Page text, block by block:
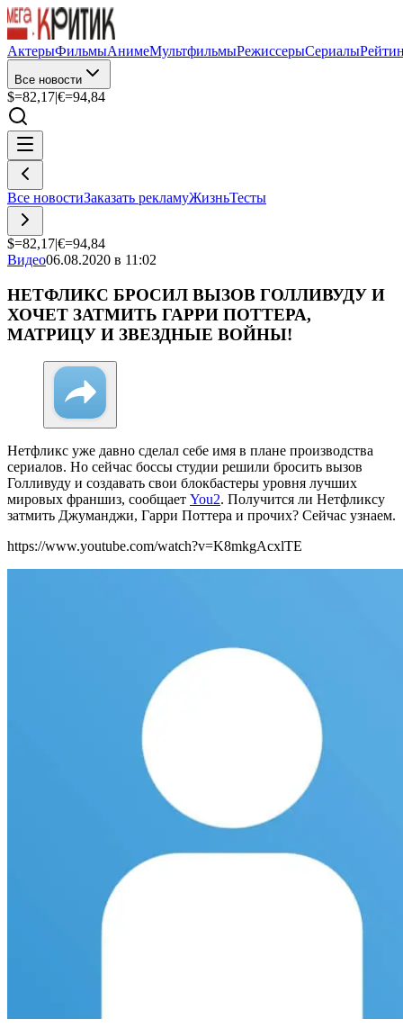
АктерыФильмыАнимеМультфильмыРежиссерыСериалы
Все новости
$=82,17|€=94,84
Все новостиЗаказать рекламуЖизньТесты
$=82,17|€=94,84
Видео06.08.2020 в 11:02
НЕТФЛИКС БРОСИЛ ВЫЗОВ ГОЛЛИВУДУ И
ХОЧЕТ ЗАТМИТЬ ГАРРИ ПОТТЕРА,
МАТРИЦУ И ЗВЕЗДНЫЕ ВОЙНЫ!
Нетфликс уже давно сделал себе имя в плане производства
сериалов. Но сейчас боссы студии решили бросить вызов
Голливуду и создавать свои блокбастеры уровня лучших
мировых франшиз, сообщает You2. Получится ли Нетфликсу
затмить Джуманджи, Гарри Поттера и прочих? Сейчас узнаем.
https://www.youtube.com/watch?v=K8mkgAcxlTE